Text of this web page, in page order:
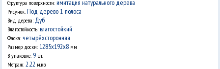
Структура поверхности:имитация натурального дерева
Рисунок: Под дерево 1-полоса
Вид дерева: Дуб
Влагостойкость:влагостойкий
Фаска:четырёхсторонняя
Размер доски: 1285x192x8 мм
В упаковке: 9 шт.
Метраж:2.22 м.кв.